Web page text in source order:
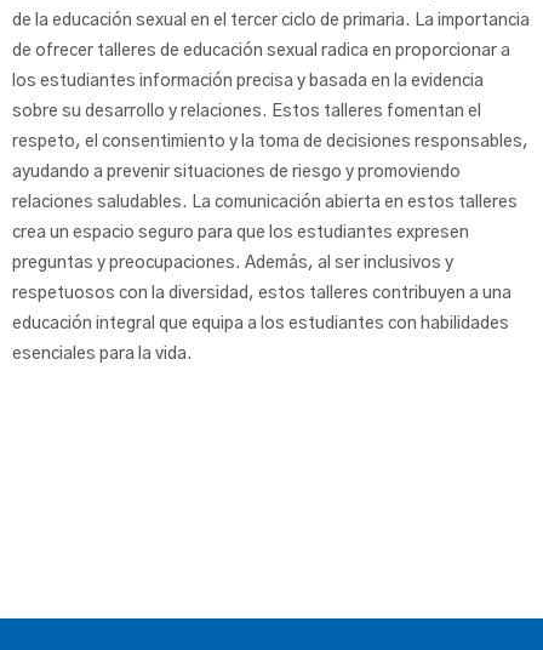
de la educación sexual en el tercer ciclo de primaria. La importancia
de ofrecer talleres de educación sexual radica en proporcionar a
los estudiantes información precisa y basada en la evidencia
sobre su desarrollo y relaciones. Estos talleres fomentan el
respeto, el consentimiento y la toma de decisiones responsables,
ayudando a prevenir situaciones de riesgo y promoviendo
relaciones saludables. La comunicación abierta en estos talleres
crea un espacio seguro para que los estudiantes expresen
preguntas y preocupaciones. Además, al ser inclusivos y
respetuosos con la diversidad, estos talleres contribuyen a una
educación integral que equipa a los estudiantes con habilidades
esenciales para la vida.